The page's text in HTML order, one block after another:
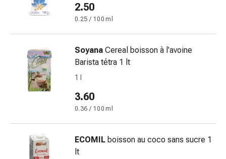
accessori
Doccia
nasale
Fazzoletti
Raffreddore
e
circolazione
sanguigna
2.50
0.25 / 100 ml
Soyana Cereal boisson à l'avoine
Barista tétra 1 lt
1 l
3.60
0.36 / 100 ml
ECOMIL boisson au coco sans sucre 1
lt